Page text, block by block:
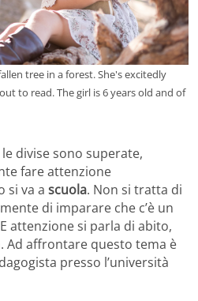
tree in a forest. She's excitedly
to read. The girl is 6 years old and of
divise sono superate,
fare attenzione
si va a scuola. Non si tratta di
di imparare che c’è un
attenzione si parla di abito,
Ad affrontare questo tema è
presso l’università